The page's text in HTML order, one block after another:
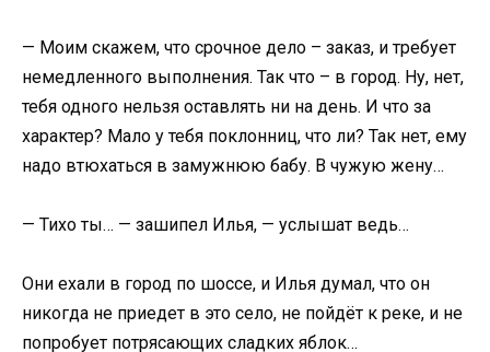
— Моим скажем, что срочное дело – заказ, и требует
немедленного выполнения. Так что – в город. Ну, нет,
тебя одного нельзя оставлять ни на день. И что за
характер? Мало у тебя поклонниц, что ли? Так нет, ему
надо втюхаться в замужнюю бабу. В чужую жену…
— Тихо ты… — зашипел Илья, — услышат ведь…
Они ехали в город по шоссе, и Илья думал, что он
никогда не приедет в это село, не пойдёт к реке, и не
попробует потрясающих сладких яблок…